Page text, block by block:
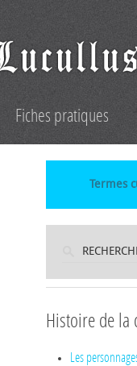
Fiches pratiques
Termes
Histoire de la
Les